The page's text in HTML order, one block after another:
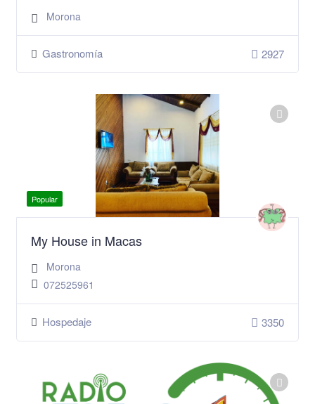
Morona
Gastronomía 2927
Popular
My House in Macas
Morona
072525961
Hospedaje 3350